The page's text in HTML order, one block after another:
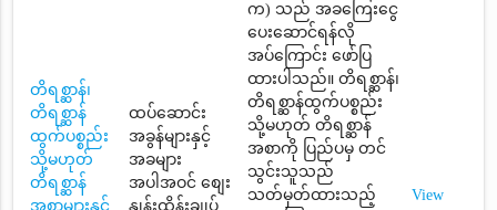
တိရစ္ဆာန်၊
တိရစ္ဆာန်
ထွက်ပစ္စည်း
သို့မဟုတ်
တိရစ္ဆာန်
အစာများနှင့်
ထပ်ဆောင်း
အခွန်များနှင့်
အခများ
အပါအဝင် စျေး
နှုန်းထိန်းချုပ်
က) သည် အခကြေးငွေ
ပေးဆောင်ရန်လို
အပ်ကြောင်း ဖော်ပြ
ထားပါသည်။ တိရစ္ဆာန်၊
တိရစ္ဆာန်ထွက်ပစ္စည်း
သို့မဟုတ် တိရစ္ဆာန်
အစာကို ပြည်ပမှ တင်
သွင်းသူသည်
သတ်မှတ်ထားသည့်
View